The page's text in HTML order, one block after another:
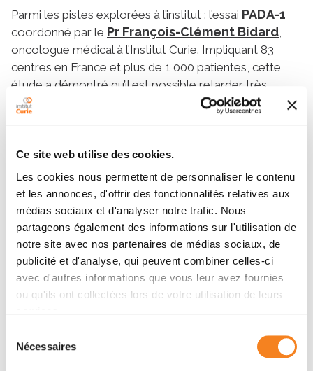
Ce site web utilise des cookies.
Les cookies nous permettent de personnaliser le contenu
et les annonces, d'offrir des fonctionnalités relatives aux
médias sociaux et d'analyser notre trafic. Nous
partageons également des informations sur l'utilisation de
notre site avec nos partenaires de médias sociaux, de
publicité et d'analyse, qui peuvent combiner celles-ci
avec d'autres informations que vous leur avez fournies
ou qu'ils ont collectées lors de votre utilisation de leurs
Nécessaires
Parmi les pistes explorées à l’institut : l’essai PADA-1
coordonné par le Pr François-Clément Bidard,
oncologue médical à l’Institut Curie. Impliquant 83
centres en France et plus de 1 000 patientes, cette
étude a démontré qu’il est possible retarder très
significativement l'évolution du cancer en cours
ciblant par un changement de traitement. Les travaux
se poursuivent désormais, notamment pour essayer
de prédire quelles patientes pourraient développer de
telles mutations.
Un autre projet révolutionnaire est mené à l’Institut
Curie autour des fibroblastes, ces cellules dont on
connait l’implication dans la propagation métastatique
et les résistances aux traitements. Ainsi, leRHU
CASSIOPEIAporté par Fatima Mechta-Grigoriou
fibroblastes responsables des rechutes grâce à des